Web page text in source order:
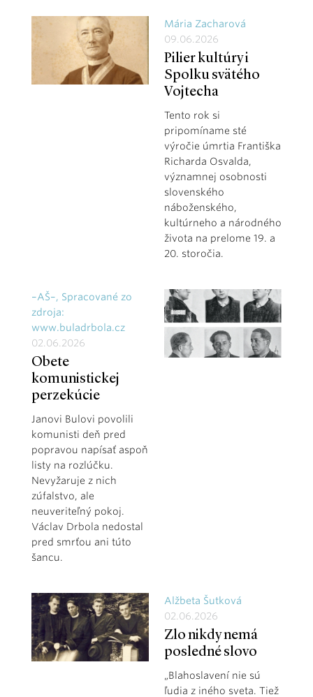
Mária Zacharová
09.06.2026
Pilier kultúry i
Spolku svätého
Vojtecha
Tento rok si
pripomíname sté
výročie úmrtia Františka
Richarda Osvalda,
významnej osobnosti
slovenského
náboženského,
kultúrneho a národného
života na prelome 19. a
20. storočia.
–AŠ–, Spracované zo
zdroja:
www.buladrbola.cz
02.06.2026
Obete
komunistickej
perzekúcie
Janovi Bulovi povolili
komunisti deň pred
popravou napísať aspoň
listy na rozlúčku.
Nevyžaruje z nich
zúfalstvo, ale
neuveriteľný pokoj.
Václav Drbola nedostal
pred smrťou ani túto
šancu.
Alžbeta Šutková
02.06.2026
Zlo nikdy nemá
posledné slovo
„Blahoslavení nie sú
ľudia z iného sveta. Tiež